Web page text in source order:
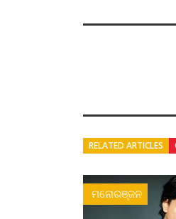
RELATED ARTICLES
ମନୋରଞ୍ଜନ